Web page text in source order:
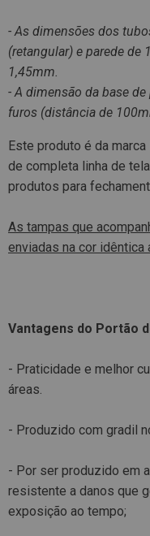
- As dimensões dos
(retangular) e parede de
1,45mm.
- A dimensão da base
furos (distância de
Este produto é da
de completa linha de
produtos para
As tampas que
enviadas na cor idêntica
Vantagens do Portão
- Praticidade e melhor
áreas.
- Produzido com gradil
- Por ser produzido em
resistente a danos que
exposição ao tempo;